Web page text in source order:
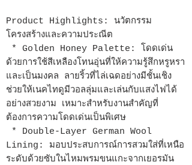
Product Highlights: นวัตกรรม
โครงสร้างและความประณีต
* Golden Honey Palette: โดดเด่น
ด้วยการใช้สีเหลืองโทนอุ่นที่ให้ความรู้สึกหรูหรา
และเป็นมงคล ลายริ้วที่ไล่เฉดอย่างมีชั้นเชิง
ช่วยให้เนคไทดูมีวอลลุ่มและเล่นกับแสงไฟได้
อย่างสวยงาม เหมาะสำหรับงานสำคัญที่
ต้องการความโดดเด่นเป็นพิเศษ
* Double-Layer German Wool
Lining: มอบประสบการณ์การสวมใส่ที่เหนือ
ระดับด้วยซับในไหมพรมขนแกะจากเยอรมัน